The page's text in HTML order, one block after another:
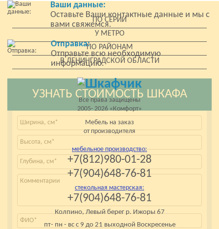
Ваши данные:
Оставьте Ваши контактные данные и мы с
вами свяжемся.
Отправка:
Отправьте всю необходимую
информацию.
УЗНАТЬ СТОИМОСТЬ ШКАФА
ПО СЕРИИ
У МЕТРО
ПО РАЙОНАМ
В ЛЕНИНГРАДСКОЙ ОБЛАСТИ
Все права защищены
2005- 2026 «Комфорт»
Мебель на заказ
от производителя
мебельное производство:
+7(812)980-01-28
+7(904)648-76-81
стекольная мастерская:
+7(904)648-76-81
Колпино, Левый берег р. Ижоры 67
пт- пн - вс с 9 до 21 выходной Воскресенье